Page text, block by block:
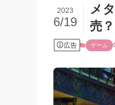
メ
売？
2023
6/19
広告 ゲーム